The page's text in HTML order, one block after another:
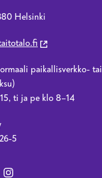
Helsinki
paikallisverkko- tai
ti ja pe klo 8–14
5